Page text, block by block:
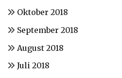
Oktober 2018
September 2018
August 2018
Juli 2018